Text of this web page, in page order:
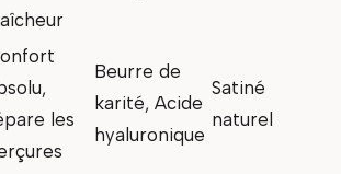
les
Beurre de
karité, Acide
hyaluronique
Satiné
naturel